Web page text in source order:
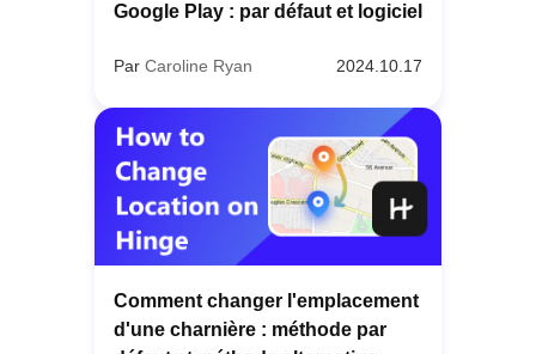
Google Play : par défaut et logiciel
Par Caroline Ryan 2024.10.17
Comment changer l'emplacement
d'une charnière : méthode par